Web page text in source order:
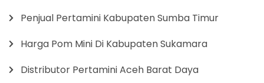
Penjual Pertamini Kabupaten Sumba Timur
Harga Pom Mini Di Kabupaten Sukamara
Distributor Pertamini Aceh Barat Daya